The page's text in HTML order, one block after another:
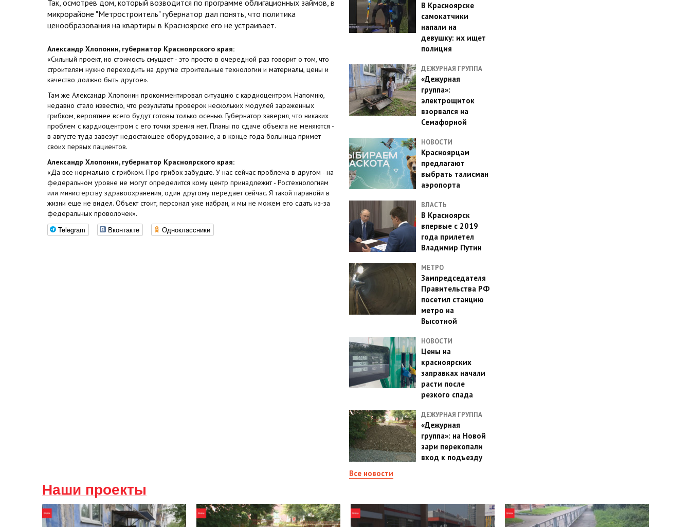
Так, осмотрев дом, который возводится по программе облигационных займов, в
микрорайоне "Метростроитель" губернатор дал понять, что политика
ценообразования на квартиры в Красноярске его не устраивает.
Александр Хлопонин, губернатор Красноярского края:
«Сильный проект, но стоимость смущает - это просто в очередной раз говорит о том, что
строителям нужно переходить на другие строительные технологии и материалы, цены и
качество должно быть другое».
Там же Александр Хлопонин прокомментировал ситуацию с кардиоцентром. Напомню,
недавно стало известно, что результаты проверок нескольких модулей зараженных
грибком, вероятнее всего будут готовы только осенью. Губернатор заверил, что никаких
проблем с кардиоцентром с его точки зрения нет. Планы по сдаче объекта не меняются -
в августе туда завезут недостающее оборудование, а в конце года больница примет
своих первых пациентов.
Александр Хлопонин, губернатор Красноярского края:
«Да все нормально с грибком. Про грибок забудьте. У нас сейчас проблема в другом - на
федеральном уровне не могут определится кому центр принадлежит - Ростехнологиям
или министерству здравоохранения, один другому передает сейчас. Я такой паранойи в
жизни еще не видел. Объект стоит, персонал уже набран, и мы не можем его сдать из-за
федеральных проволочек».
Telegram Вконтакте Одноклассники
В Красноярске
самокатчики
напали на
девушку: их ищет
полиция
ДЕЖУРНАЯ ГРУППА
«Дежурная
группа»:
электрощиток
взорвался на
Семафорной
НОВОСТИ
Красноярцам
предлагают
выбрать талисман
аэропорта
ВЛАСТЬ
В Красноярск
впервые с 2019
года прилетел
Владимир Путин
МЕТРО
Зампредседателя
Правительства РФ
посетил станцию
метро на
Высотной
НОВОСТИ
Цены на
красноярских
заправках начали
расти после
резкого спада
ДЕЖУРНАЯ ГРУППА
«Дежурная
группа»: на Новой
зари перекопали
вход к подъезду
Все новости
Наши проекты